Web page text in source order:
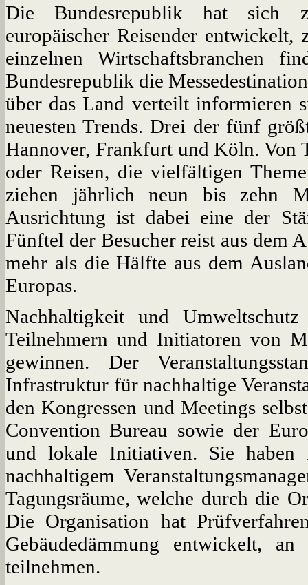
Die Bundesrepublik hat sich
europäischer Reisender
einzelnen Wirtschaftsbranchen
Bundesrepublik die
über das Land verteilt informieren
neuesten Trends. Drei der fünf
Hannover, Frankfurt und Köln. Von
oder Reisen, die vielfältigen
ziehen jährlich neun bis zehn
Ausrichtung ist dabei eine der
Fünftel der Besucher reist aus dem
mehr als die Hälfte aus dem
Europas.
Nachhaltigkeit und
Teilnehmern und Initiatoren von
gewinnen. Der
Infrastruktur für nachhaltige
den Kongressen und Meetings
Convention Bureau sowie der
und lokale Initiativen. Sie
nachhaltigem
Tagungsräume, welche durch die
Die Organisation hat
Gebäudedämmung entwickelt,
teilnehmen.